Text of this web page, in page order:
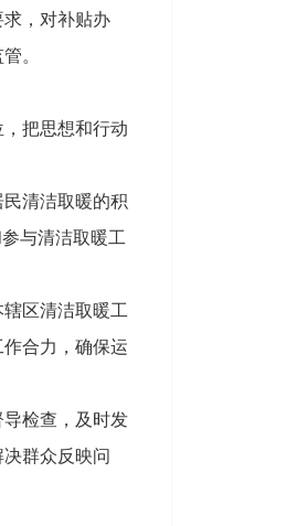
，对补贴办
。
把思想和行动
清洁取暖的积
与清洁取暖工
区清洁取暖工
合力，确保运
检查，及时发
群众反映问